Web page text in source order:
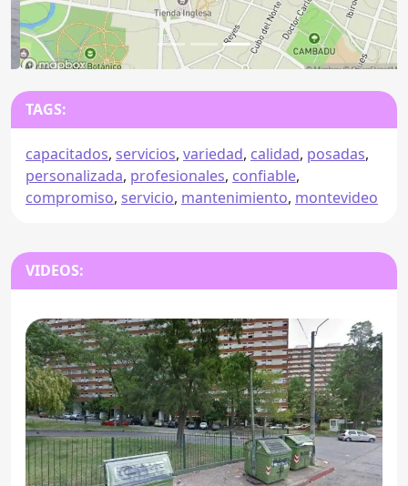
TAGS:
capacitados, servicios, variedad, calidad, posadas,
personalizada, profesionales, confiable,
compromiso, servicio, mantenimiento, montevideo
VIDEOS: